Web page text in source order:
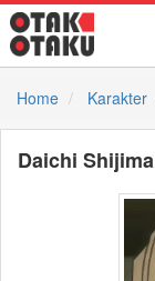
Home
Karakter
Daichi Shijima